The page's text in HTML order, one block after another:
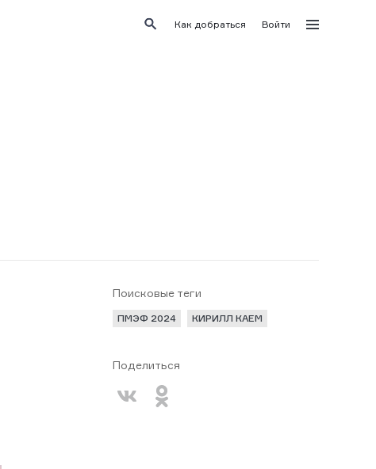
Как добраться Войти
Поисковые теги
ПМЭФ 2024 КИРИЛЛ КАЕМ
Поделиться